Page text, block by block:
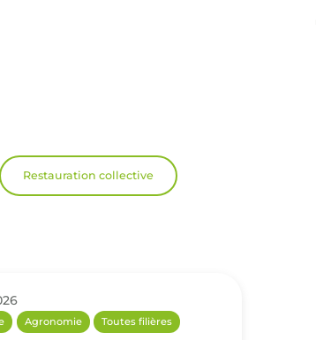
Restauration collective
Agronomie Toutes filières